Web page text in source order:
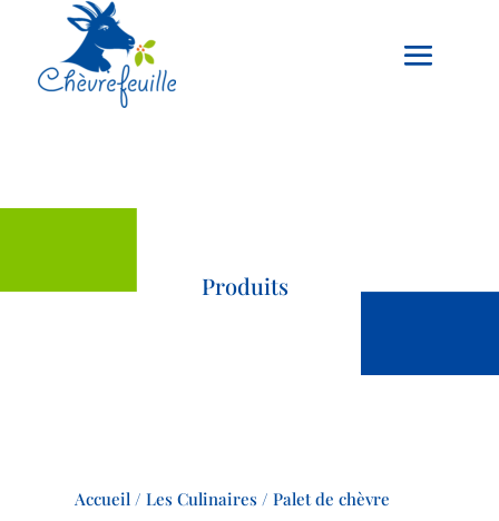
Produits
Accueil /Les Culinaires / Palet de chèvre